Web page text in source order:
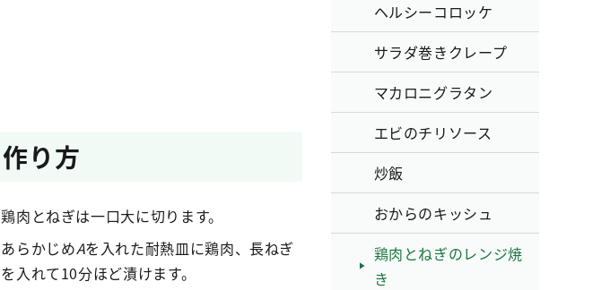
作り方
鶏肉とねぎは一口大に切ります。
あらかじめAを入れた耐熱皿に鶏肉、長ねぎ
を入れて10分ほど漬けます。
ヘルシーコロッケ
サラダ巻きクレープ
マカロニグラタン
エビのチリソース
炒飯
おからのキッシュ
鶏肉とねぎのレンジ焼
き